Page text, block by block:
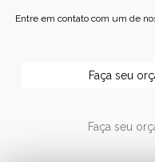
Entre em contato com um de
Faça seu
Faça seu